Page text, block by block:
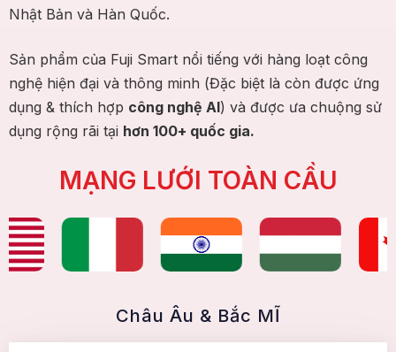
Nhật Bản và Hàn Quốc.
Sản phẩm của Fuji Smart nổi tiếng với hàng loạt công
nghệ hiện đại và thông minh (Đặc biệt là còn được ứng
dụng & thích hợp công nghệ AI) và được ưa chuộng sử
dụng rộng rãi tại hơn 100+ quốc gia.
MẠNG LƯỚI TOÀN CẦU
Châu Âu & Bắc MĨ